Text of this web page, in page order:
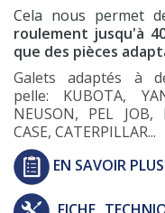
Cela nous permet
roulement jusqu'à
que des pièces
Galets adaptés à
pelle: KUBOTA,
NEUSON, PEL JOB,
CASE, CATERPILLAR...
EN SAVOIR PLUS